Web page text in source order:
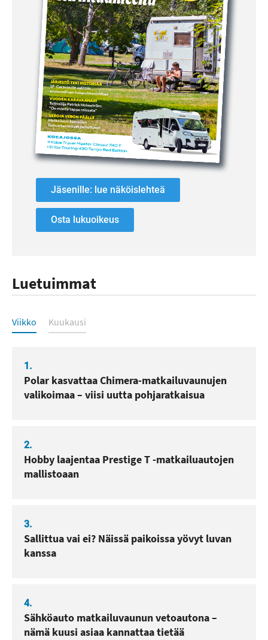
Jäsenille: lue näköislehteä
Osta lukuoikeus
Luetuimmat
Luetuimmat
Viikko Kuukausi
1.
Polar kasvattaa Chimera-matkailuvaunujen
valikoimaa – viisi uutta pohjaratkaisua
2.
Hobby laajentaa Prestige T -matkailuautojen
mallistoaan
3.
Sallittua vai ei? Näissä paikoissa yövyt luvan
kanssa
4.
Sähköauto matkailuvaunun vetoautona –
nämä kuusi asiaa kannattaa tietää